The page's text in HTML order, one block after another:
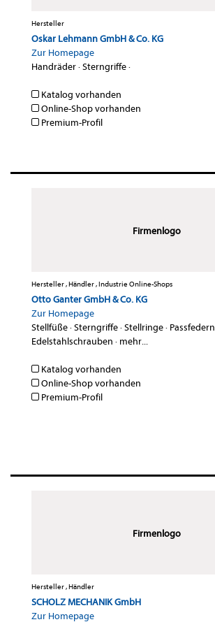
Hersteller
Oskar Lehmann GmbH & Co. KG
Zur Homepage
Handräder·Sterngriffe·
Katalog vorhanden
Online-Shop vorhanden
Premium-Profil
Firmenlogo
Hersteller , Händler , Industrie Online-Shops
Otto Ganter GmbH & Co. KG
Zur Homepage
Stellfüße·Sterngriffe·Stellringe· Passfedern
Edelstahlschrauben · mehr...
Katalog vorhanden
Online-Shop vorhanden
Premium-Profil
Firmenlogo
Hersteller , Händler
SCHOLZ MECHANIK GmbH
Zur Homepage